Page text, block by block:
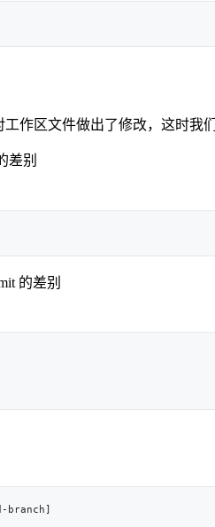
作区文件做出了修改，这时我
差别
的差别